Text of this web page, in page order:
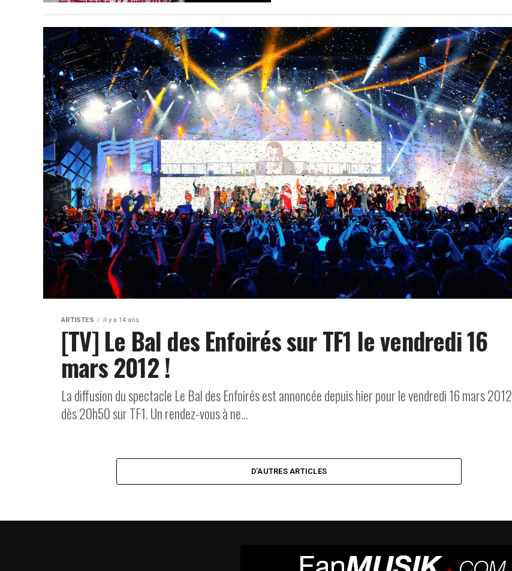
ARTISTES il y a 14 ans
[TV] Le Bal des Enfoirés sur TF1 le vendredi 16
mars 2012 !
La diffusion du spectacle Le Bal des Enfoirés est annoncée depuis hier pour le vendredi 16 mars 2012
dès 20h50 sur TF1. Un rendez-vous à ne...
D'AUTRES ARTICLES